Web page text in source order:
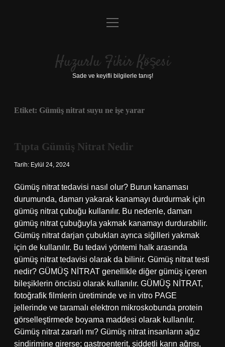
Anasayfa
Yasal Uyarı
menüyü
Huzurlu Fikir Köşesi
Sade ve keyifli bilgilerle tanış!
Etiket: Gümüş nitrat suyu ne işe yarar
Tıpta Gümüş Nitrat Nedir
Tarih: Eylül 24, 2024
Gümüş nitrat tedavisi nasıl olur? Burun kanaması
durumunda, damarı yakarak kanamayı durdurmak için
gümüş nitrat çubuğu kullanılır. Bu nedenle, damarı
gümüş nitrat çubuğuyla yakmak kanamayı durdurabilir.
Gümüş nitrat darjan çubukları ayrıca siğilleri yakmak
için de kullanılır. Bu tedavi yöntemi halk arasında
gümüş nitrat tedavisi olarak da bilinir. Gümüş nitrat testi
nedir? GÜMÜŞ NİTRAT genellikle diğer gümüş içeren
bileşiklerin öncüsü olarak kullanılır. GÜMÜŞ NİTRAT,
fotoğrafik filmlerin üretiminde ve in vitro PAGE
jellerinde ve taramalı elektron mikroskobunda protein
görselleştirmede boyama maddesi olarak kullanılır.
Gümüş nitrat zararlı mı? Gümüş nitrat insanların ağız
sindirimine girerse; gastroenterit, şiddetli karın ağrısı,